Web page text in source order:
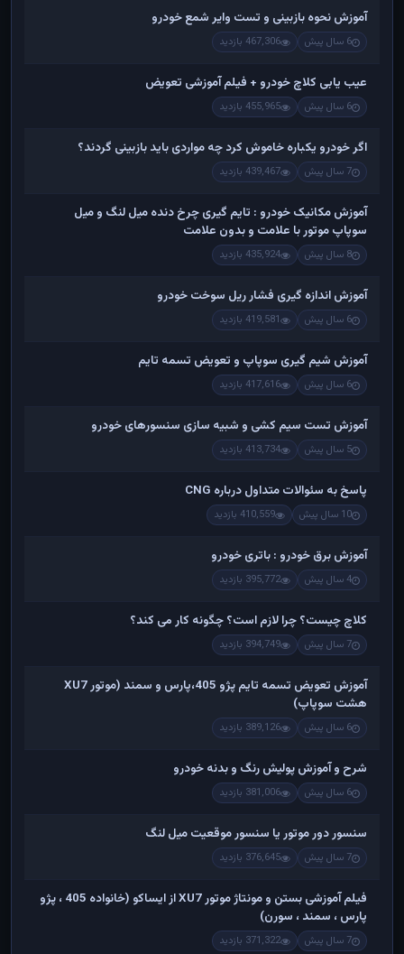
آموزش نحوه بازبینی و تست وایر شمع خودرو
6 سال پیش 467,306 بازدید
عیب یابی کلاچ خودرو + فیلم آموزشی تعویض
6 سال پیش 455,965 بازدید
اگر خودرو یکباره خاموش کرد چه مواردی باید بازبینی گردند؟
7 سال پیش 439,467 بازدید
آموزش مکانیک خودرو : تایم گیری چرخ دنده میل لنگ و میل
سوپاپ موتور با علامت و بدون علامت
8 سال پیش 435,924 بازدید
آموزش اندازه گیری فشار ریل سوخت خودرو
6 سال پیش 419,581 بازدید
آموزش شیم گیری سوپاپ و تعویض تسمه تایم
6 سال پیش 417,616 بازدید
آموزش تست سیم کشی و شبیه سازی سنسورهای خودرو
5 سال پیش 413,734 بازدید
پاسخ به سئوالات متداول درباره CNG
10 سال پیش 410,559 بازدید
آموزش برق خودرو : باتری خودرو
4 سال پیش 395,772 بازدید
کلاچ چیست؟ چرا لازم است؟ چگونه کار می کند؟
7 سال پیش 394,749 بازدید
آموزش تعویض تسمه تایم پژو 405،پارس و سمند (موتور XU7
هشت سوپاپ)
6 سال پیش 389,126 بازدید
شرح و آموزش پولیش رنگ و بدنه خودرو
6 سال پیش 381,006 بازدید
سنسور دور موتور یا سنسور موقعیت میل لنگ
7 سال پیش 376,645 بازدید
فیلم آموزشی بستن و مونتاژ موتور XU7 از ایساکو (خانواده 405 ، پژو
پارس ، سمند ، سورن)
7 سال پیش 371,322 بازدید